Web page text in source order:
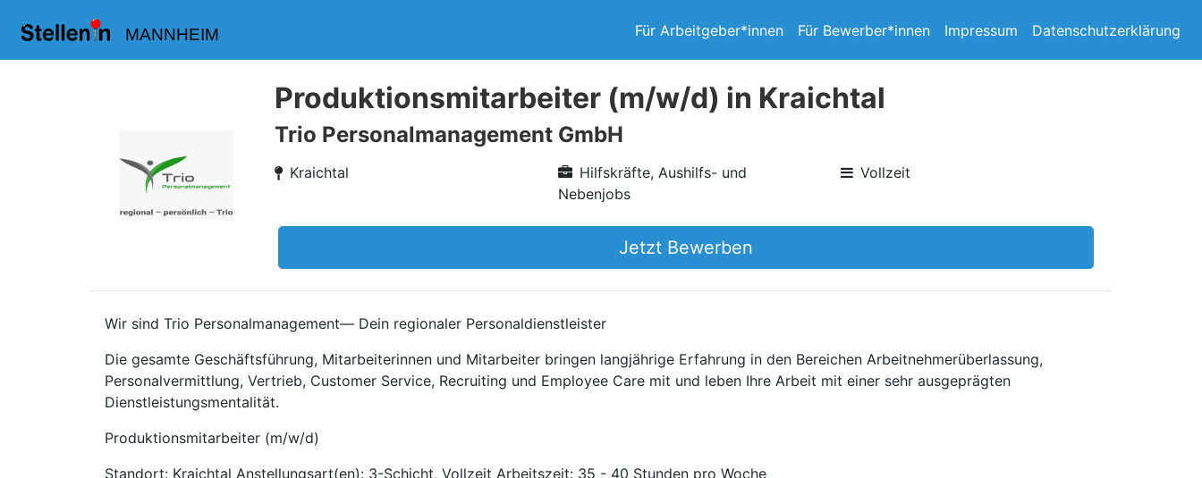
MANNHEIM Für Arbeitgeber*innen Für Bewerber*innen Impressum Datenschutzerklärung
Produktionsmitarbeiter (m/w/d) in Kraichtal
Trio Personalmanagement GmbH
Kraichtal
Hilfskräfte, Aushilfs- und
Nebenjobs
Vollzeit
Jetzt Bewerben
Wir sind Trio Personalmanagement— Dein regionaler Personaldienstleister
Die gesamte Geschäftsführung, Mitarbeiterinnen und Mitarbeiter bringen langjährige Erfahrung in den Bereichen Arbeitnehmerüberlassung,
Personalvermittlung, Vertrieb, Customer Service, Recruiting und Employee Care mit und leben Ihre Arbeit mit einer sehr ausgeprägten
Dienstleistungsmentalität.
Produktionsmitarbeiter (m/w/d)
Standort: Kraichtal Anstellungsart(en): 3-Schicht, Vollzeit Arbeitszeit: 35 - 40 Stunden pro Woche